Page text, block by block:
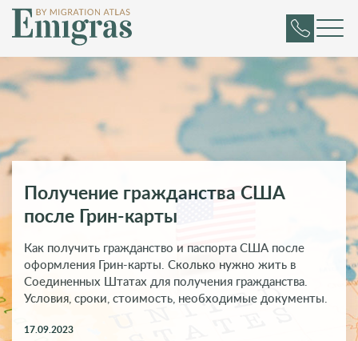
Получение гражданства США
после Грин-карты
Как получить гражданство и паспорта США после
оформления Грин-карты. Сколько нужно жить в
Соединенных Штатах для получения гражданства.
Условия, сроки, стоимость, необходимые документы.
17.09.2023